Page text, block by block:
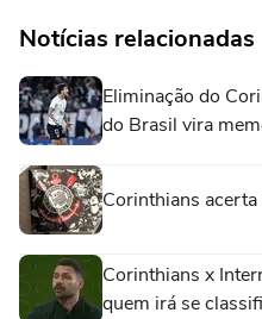
Notícias relacionadas
Eliminação do
do Brasil vira
Corinthians
Corinthians x
quem irá se